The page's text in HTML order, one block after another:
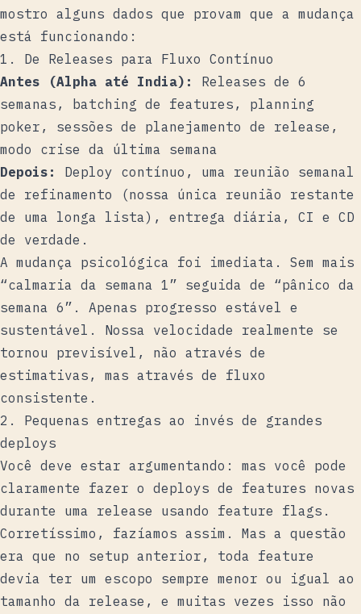
mostro alguns dados que provam que a mudança
está funcionando:
1. De Releases para Fluxo Contínuo
Antes (Alpha até India):
Releases de 6
semanas, batching de features, planning
poker, sessões de planejamento de release,
modo crise da última semana
Depois:
Deploy contínuo, uma reunião semanal
de refinamento (nossa única reunião restante
de uma longa lista), entrega diária, CI e CD
de verdade.
A mudança psicológica foi imediata. Sem mais
“calmaria da semana 1” seguida de “pânico da
semana 6”. Apenas progresso estável e
sustentável. Nossa velocidade realmente se
tornou previsível, não através de
estimativas, mas através de fluxo
consistente.
2. Pequenas entregas ao invés de grandes
deploys
Você deve estar argumentando: mas você pode
claramente fazer o deploys de features novas
durante uma release usando feature flags.
Corretíssimo, fazíamos assim. Mas a questão
era que no setup anterior, toda feature
devia ter um escopo sempre menor ou igual ao
tamanho da release, e muitas vezes isso não